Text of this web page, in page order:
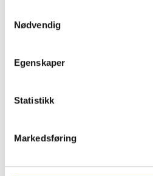
Nødvendig
Egenskaper
Statistikk
Markedsføring
99
15-888